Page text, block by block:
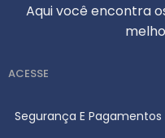
Aqui você encontra
ACESSE
Segurança E Pagamentos